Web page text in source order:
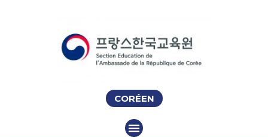
CORÉEN